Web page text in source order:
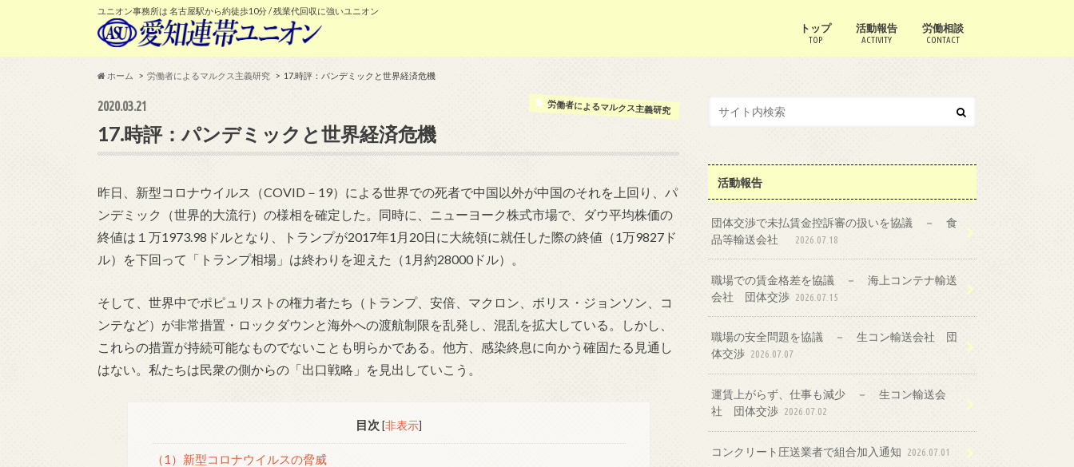
ユニオン事務所は 名古屋駅から約徒歩10分 / 残業代回収に強いユニオン
トップ
TOP
活動報告
ACTIVITY
労働相談
CONTACT
ホーム 労働者によるマルクス主義研究 17.時評：パンデミックと世界経済危機
2020.03.21 労働者によるマルクス主義研究
17.時評：パンデミックと世界経済危機
昨日、新型コロナウイルス（COVID－19）による世界での死者で中国以外が中国のそれを上回り、パ
ンデミック（世界的大流行）の様相を確定した。同時に、ニューヨーク株式市場で、ダウ平均株価の
終値は１万1973.98ドルとなり、トランプが2017年1月20日に大統領に就任した際の終値（1万9827ド
ル）を下回って「トランプ相場」は終わりを迎えた（1月約28000ドル）。
そして、世界中でポピュリストの権力者たち（トランプ、安倍、マクロン、ボリス・ジョンソン、コ
ンテなど）が非常措置・ロックダウンと海外への渡航制限を乱発し、混乱を拡大している。しかし、
これらの措置が持続可能なものでないことも明らかである。他方、感染終息に向かう確固たる見通し
はない。私たちは民衆の側からの「出口戦略」を見出していこう。
目次 [非表示]
（1）新型コロナウイルスの脅威
活動報告
団体交渉で未払賃金控訴審の扱いを協議 － 食
品等輸送会社
2026.07.18
職場での賃金格差を協議 － 海上コンテナ輸送
会社 団体交渉 2026.07.15
職場の安全問題を協議 － 生コン輸送会社 団
体交渉 2026.07.07
運賃上がらず、仕事も減少 － 生コン輸送会
社 団体交渉 2026.07.02
コンクリート圧送業者で組合加入通知 2026.07.01